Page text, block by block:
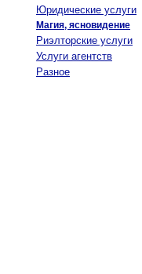
Юридические услуги
Магия, ясновидение
Риэлторские услуги
Услуги агентств
Разное